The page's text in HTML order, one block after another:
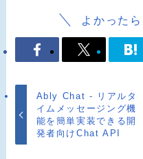
よかった
Ably Chat - リアルタ
イムメッセージング機
能を簡単実装できる開
発者向けChat API